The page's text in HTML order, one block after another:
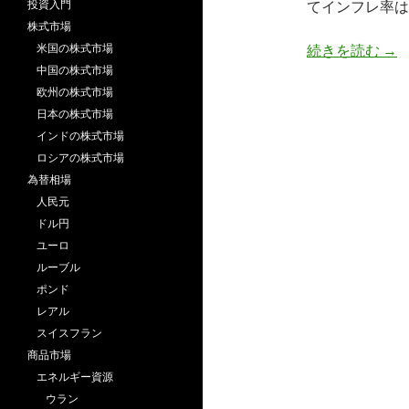
てインフレ率
続きを読む ア
→
投資入門
株式市場
米国の株式市場
中国の株式市場
欧州の株式市場
日本の株式市場
インドの株式市場
ロシアの株式市場
為替相場
人民元
ドル円
ユーロ
ルーブル
ポンド
レアル
スイスフラン
商品市場
エネルギー資源
ウラン